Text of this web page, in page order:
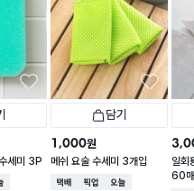
세미 3P
배송
담기
1,000원
메쉬 요술 수세미 3개입
택배배송매장픽업오늘배송
일
60